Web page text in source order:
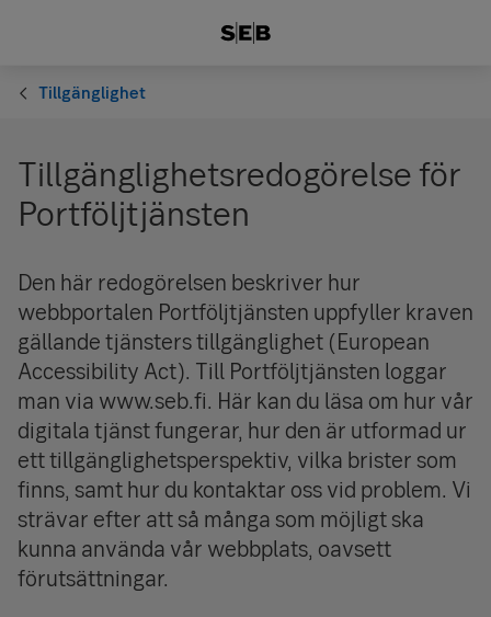
Tillgänglighet
Tillgänglighetsredogörelse för
Portföljtjänsten
Den här redogörelsen beskriver hur
webbportalen Portföljtjänsten uppfyller kraven
gällande tjänsters tillgänglighet (European
Accessibility Act). Till Portföljtjänsten loggar
man via www.seb.fi. Här kan du läsa om hur vår
digitala tjänst fungerar, hur den är utformad ur
ett tillgänglighetsperspektiv, vilka brister som
finns, samt hur du kontaktar oss vid problem. Vi
strävar efter att så många som möjligt ska
kunna använda vår webbplats, oavsett
förutsättningar.